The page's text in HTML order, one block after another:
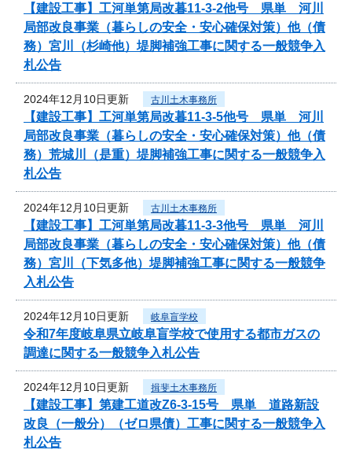
【建設工事】工河単第局改暮11-3-2他号 県単 河川
局部改良事業（暮らしの安全・安心確保対策）他（債
務）宮川（杉崎他）堤脚補強工事に関する一般競争入
札公告
2024年12月10日更新 古川土木事務所
【建設工事】工河単第局改暮11-3-5他号 県単 河川
局部改良事業（暮らしの安全・安心確保対策）他（債
務）荒城川（是重）堤脚補強工事に関する一般競争入
札公告
2024年12月10日更新 古川土木事務所
【建設工事】工河単第局改暮11-3-3他号 県単 河川
局部改良事業（暮らしの安全・安心確保対策）他（債
務）宮川（下気多他）堤脚補強工事に関する一般競争
入札公告
2024年12月10日更新 岐阜盲学校
令和7年度岐阜県立岐阜盲学校で使用する都市ガスの
調達に関する一般競争入札公告
2024年12月10日更新 揖斐土木事務所
【建設工事】第建工道改Z6-3-15号 県単 道路新設
改良（一般分）（ゼロ県債）工事に関する一般競争入
札公告